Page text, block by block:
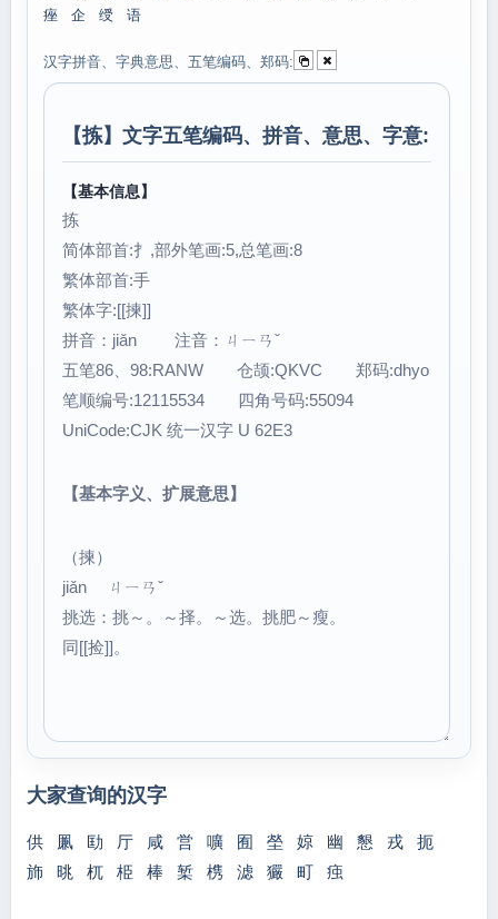
痤
企 绶 语
汉字拼音、字典意思、五笔编码、郑码:
【拣】文字五笔编码、拼音、意思、字意:
【基本信息】
拣
简体部首:扌,部外笔画:5,总笔画:8
繁体部首:手
繁体字:[[揀]]
拼音：jiǎn 注音：ㄐㄧㄢˇ
五笔86、98:RANW 仓颉:QKVC 郑码:dhyo
笔顺编号:12115534 四角号码:55094
UniCode:CJK 统一汉字 U 62E3
【基本字义、扩展意思】
（揀）
jiǎn ㄐㄧㄢˇ
挑选：挑～。～择。～选。挑肥～瘦。
同[[捡]]。
大家查询的汉字
供 凲 劻 厅 咸 営 嚝 囿 塋 婛 幽 懇 戎
扼
斾
晀 杌 栕 棒 椠 槜 滤 玁 町 痋